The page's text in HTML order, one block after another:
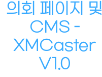
의회 페이지 및
CMS –
XMCaster
V1.0